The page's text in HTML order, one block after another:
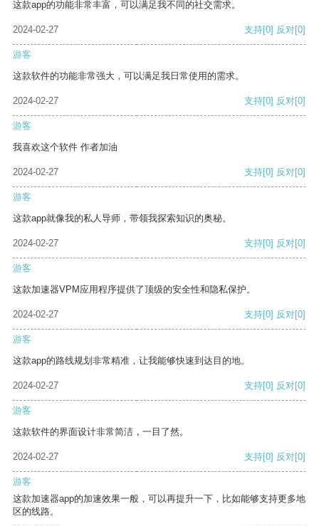
这款app的功能非常丰富，可以满足我不同的社交需求。
2024-02-27 支持[0] 反对[0]
游客
这款软件的功能非常强大，可以满足我日常使用的需求。
2024-02-27 支持[0] 反对[0]
游客
我喜欢这个软件 作者加油
2024-02-27 支持[0] 反对[0]
游客
这款app就像我的私人导师，带领我探索知识的奥秘。
2024-02-27 支持[0] 反对[0]
游客
这款加速器VPM应用程序提供了顶级的安全性和隐私保护。
2024-02-27 支持[0] 反对[0]
游客
这款app的路线规划非常精准，让我能够快速到达目的地。
2024-02-27 支持[0] 反对[0]
游客
这款软件的界面设计非常简洁，一目了然。
2024-02-27 支持[0] 反对[0]
游客
这款加速器app的加速效果一般，可以再提升一下，比如能够支持更多地
区的线路。